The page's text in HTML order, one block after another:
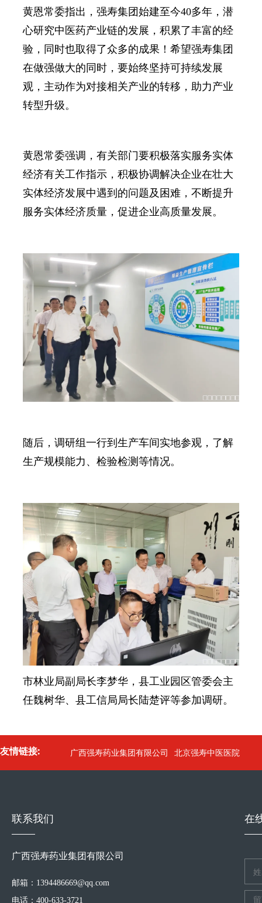
黄恩常委指出，强寿集团始建至今40多年，潜
心研究中医药产业链的发展，积累了丰富的经
验，同时也取得了众多的成果！希望强寿集团
在做强做大的同时，要始终坚持可持续发展
观，主动作为对接相关产业的转移，助力产业
转型升级。
黄恩常委强调，有关部门要积极落实服务实体
经济有关工作指示，积极协调解决企业在壮大
实体经济发展中遇到的问题及困难，不断提升
服务实体经济质量，促进企业高质量发展。
随后，调研组一行到生产车间实地参观，了解
生产规模能力、检验检测等情况。
市林业局副局长李梦华，县工业园区管委会主
任魏树华、县工信局局长陆楚评等参加调研。
友情链接: 广西强寿药业集团有限公司 北京强寿中医医院
联系我们
广西强寿药业集团有限公司
邮箱：1394486669@qq.com
电话：400-633-3721
在